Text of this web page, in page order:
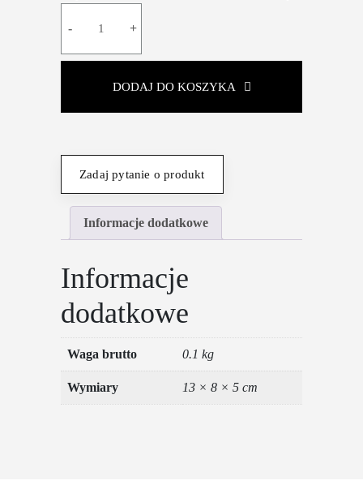
Dysk
USB
GB
DODAJ DO KOSZYKA
Zadaj pytanie o produkt
Informacje dodatkowe
Informacje
dodatkowe
Waga brutto 0.1 kg
Wymiary 13 × 8 × 5 cm